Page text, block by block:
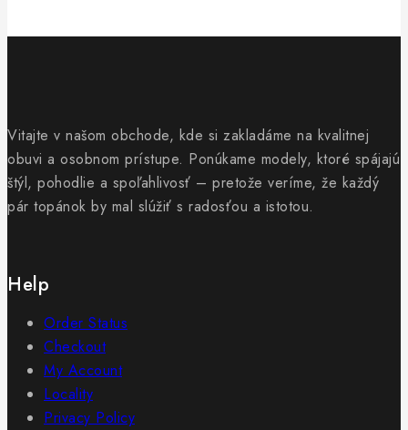
Vitajte v našom obchode, kde si zakladáme na kvalitnej
obuvi a osobnom prístupe. Ponúkame modely, ktoré spájajú
štýl, pohodlie a spoľahlivosť – pretože veríme, že každý
pár topánok by mal slúžiť s radosťou a istotou.
Help
Order Status
Checkout
My Account
Locality
Privacy Policy